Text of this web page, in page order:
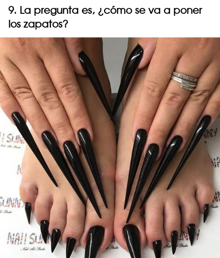
9. La pregunta es, ¿cómo se va a poner
los zapatos?